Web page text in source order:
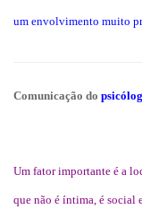
um envolvimento muito
Comunicação do
Um fator importante é a
que não é íntima, é social